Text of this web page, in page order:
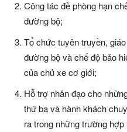
Công tác đề phòng hạn
đường bộ;
Tổ chức tuyên truyền,
đường bộ và chế độ bảo
của chủ xe cơ giới;
Hỗ trợ nhân đạo cho
thứ ba và hành khách
ra trong những trường